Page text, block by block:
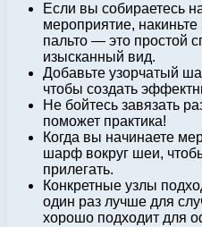
Если вы собираетесь
мероприятие,
пальто — это простой
изысканный вид.
Добавьте узорчатый
чтобы создать
Не бойтесь завязать
поможет практика!
Когда вы начинаете
шарф вокруг шеи,
прилегать.
Конкретные узлы
один раз лучше для
хорошо подходит для